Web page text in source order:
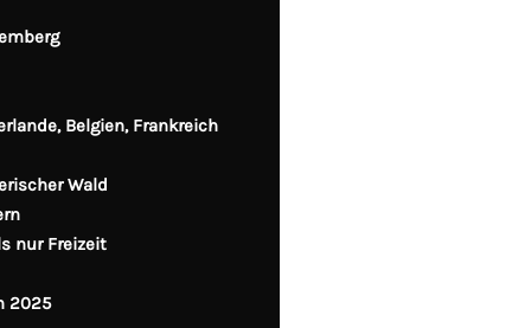
Belgien, Frankreich
Wald
nur Freizeit
2025